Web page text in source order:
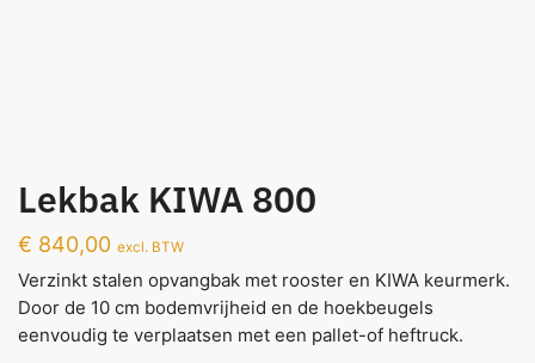
Lekbak KIWA 800
€ 840,00 excl. BTW
Verzinkt stalen opvangbak met rooster en KIWA keurmerk.
Door de 10 cm bodemvrijheid en de hoekbeugels
eenvoudig te verplaatsen met een pallet-of heftruck.